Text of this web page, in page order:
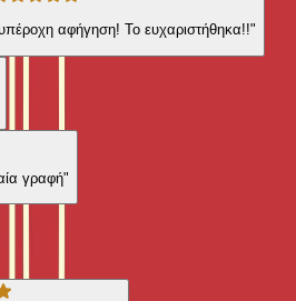
αφήγηση! Το ευχαριστήθηκα!!"
γραφή"